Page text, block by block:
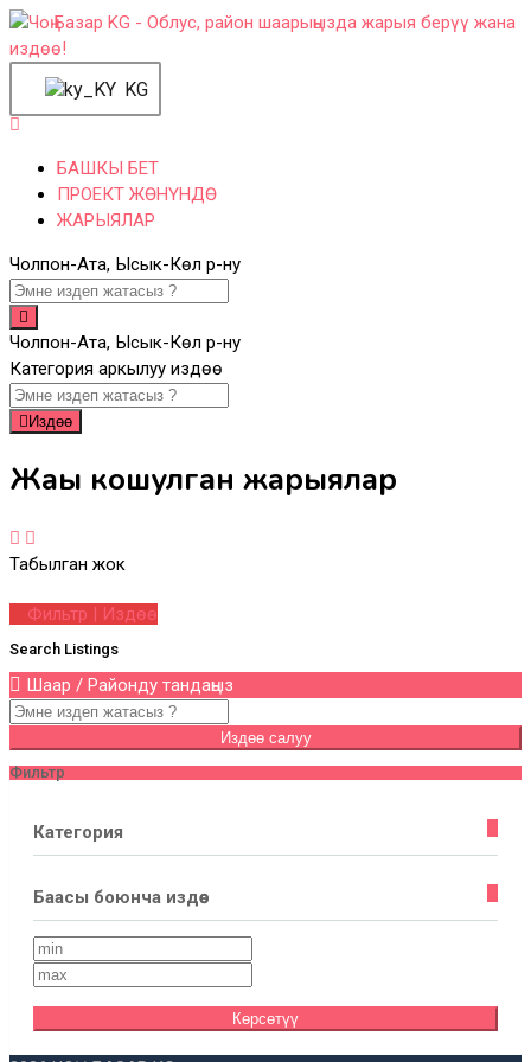
Skip
to
content
KG
БАШКЫ БЕТ
ПРОЕКТ ЖӨНҮНДӨ
ЖАРЫЯЛАР
Чолпон-Ата, Ысык-Көл р-ну
Чолпон-Ата, Ысык-Көл р-ну
Категория аркылуу издөө
Издөө
Жаңы кошулган жарыялар
Табылган жок
Фильтр | Издөө
Search Listings
Шаар / Районду тандаңыз
Издөө салуу
Фильтр
Категория
Баасы боюнча издөө
Көрсөтүү